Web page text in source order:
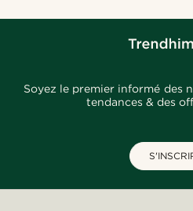
Soyez le premier informé des
tendances & des